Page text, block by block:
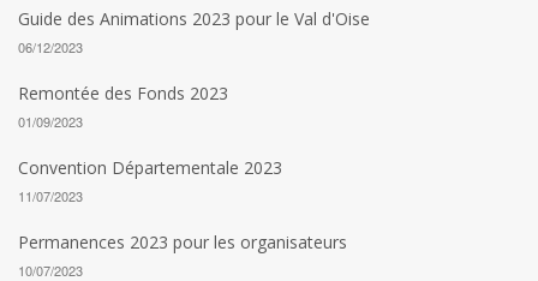
Guide des Animations 2023 pour le Val d'Oise
06/12/2023
Remontée des Fonds 2023
01/09/2023
Convention Départementale 2023
11/07/2023
Permanences 2023 pour les organisateurs
10/07/2023